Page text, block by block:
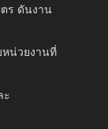
ร ดันงาน
น่วยงานที่
ะ